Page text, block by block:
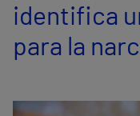
identifica
para la